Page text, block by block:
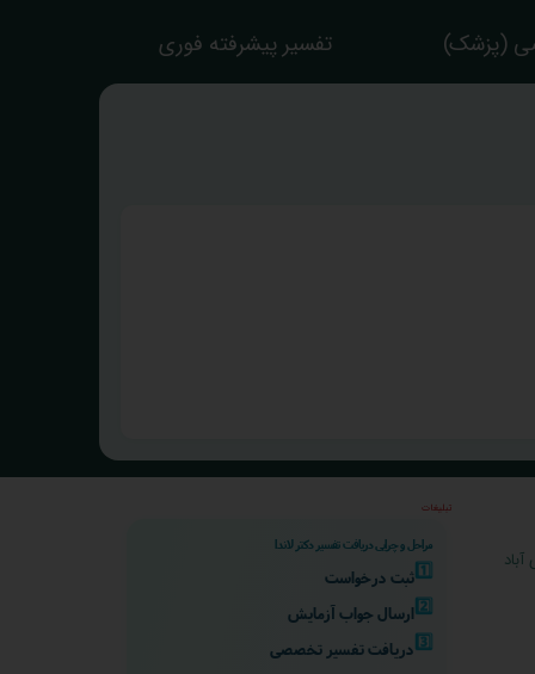
(پزشک) تفسیر پیشرفته فوری
تبلیغات
مراحل و چرایی دریافت تفسیر دکتر لاندا
1️⃣ثبت درخواست
2️⃣ارسال جواب آزمایش
3️⃣دریافت تفسیر تخصصی